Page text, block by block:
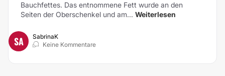
Bauchfettes. Das entnommene Fett wurde an den
Seiten der Oberschenkel und am... Weiterlesen
SA
SabrinaK
Keine Kommentare